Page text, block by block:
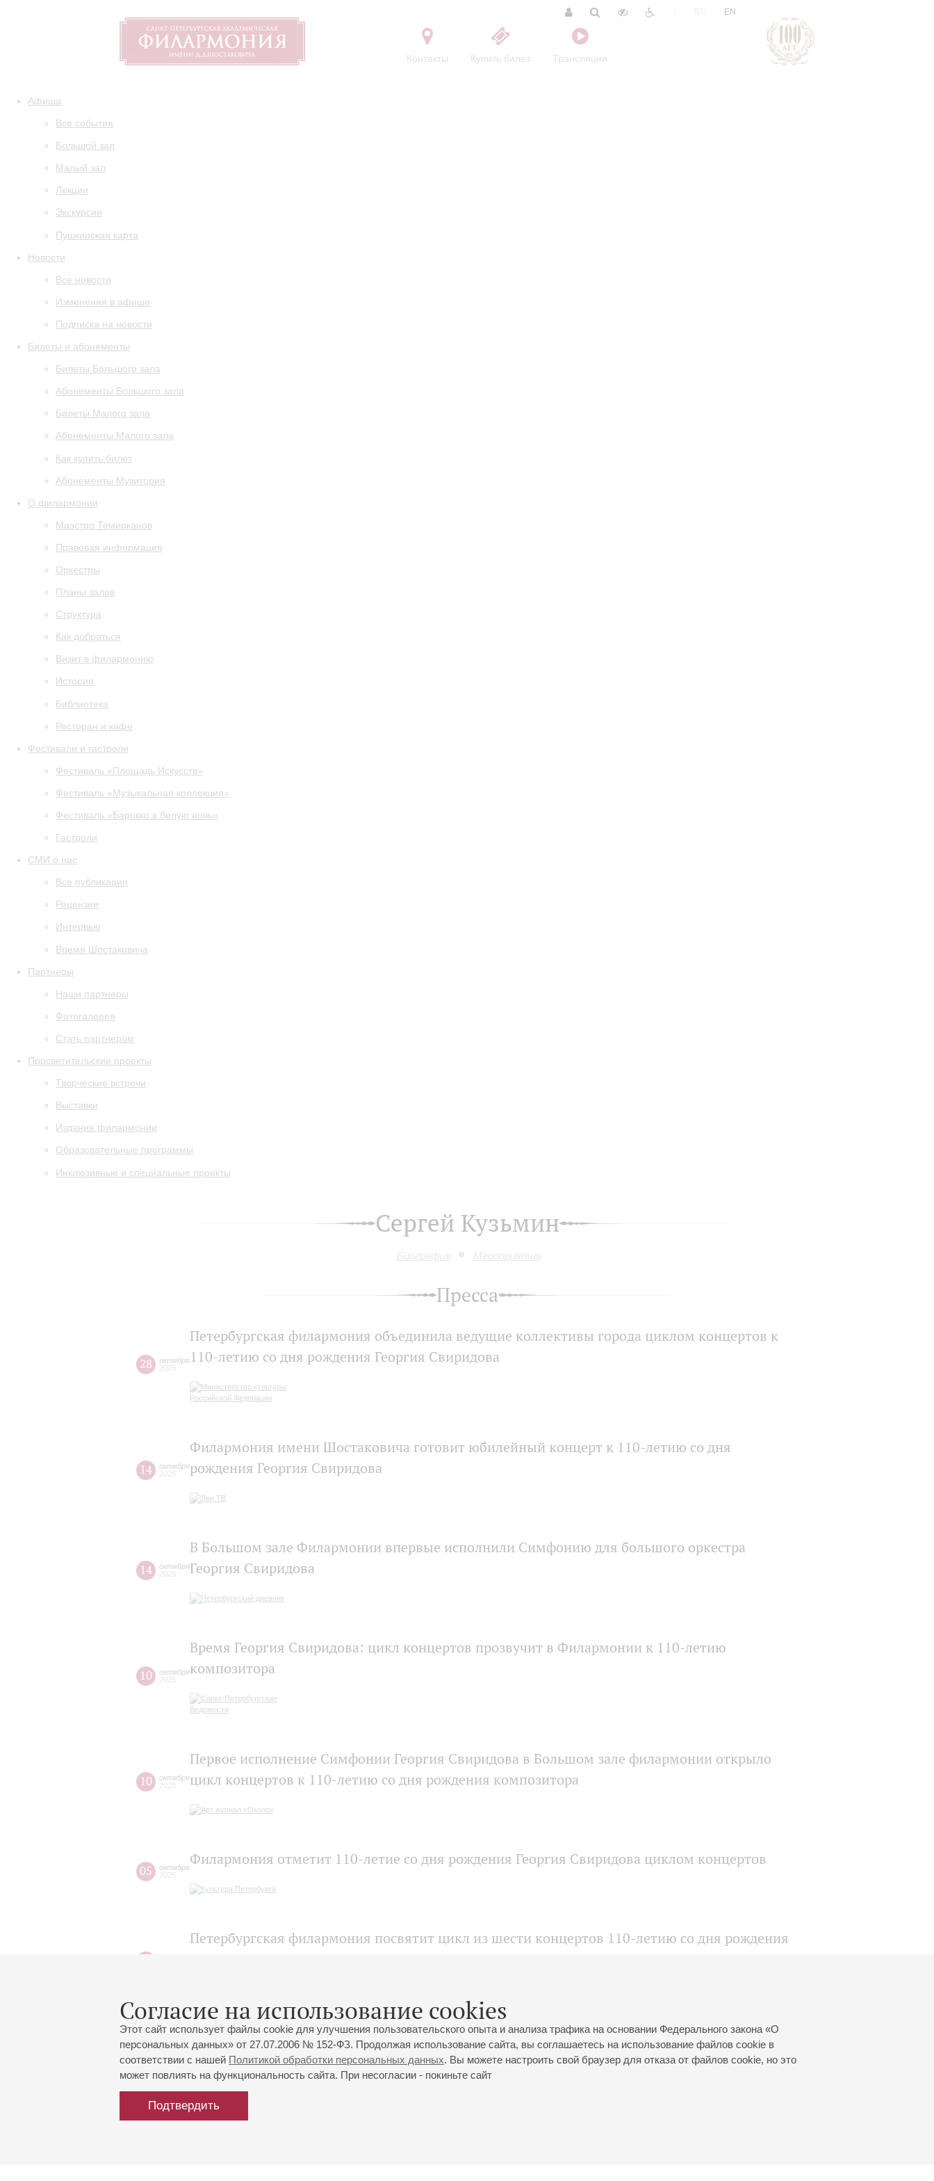
Контакты Купить билет Трансляции
EN
Афиша
Все события
Большой зал
Малый зал
Лекции
Экскурсии
Пушкинская карта
Новости
Все новости
Изменения в афише
Подписка на новости
Билеты и абонементы
Билеты Большого зала
Абонементы Большого зала
Билеты Малого зала
Абонементы Малого зала
Как купить билет
Абонементы Музитория
О филармонии
Маэстро Темирканов
Правовая информация
Оркестры
Планы залов
Структура
Как добраться
Визит в филармонию
История
Библиотека
Ресторан и кафе
Фестивали и гастроли
Фестиваль «Площадь Искусств»
Фестиваль «Музыкальная коллекция»
Фестиваль «Барокко в белую ночь»
Гастроли
СМИ о нас
Все публикации
Рецензии
Интервью
Время Шостаковича
Партнеры
Наши партнеры
Фотогалерея
Стать партнером
Просветительские проекты
Творческие встречи
Выставки
Издания филармонии
Образовательные программы
Инклюзивные и специальные проекты
Сергей Кузьмин
Биография Мероприятия
Согласие на использование cookies
Этот сайт использует файлы cookie для улучшения пользовательского опыта и анализа трафика на основании Федерального закона «О
персональных данных» от 27.07.2006 № 152-ФЗ. Продолжая использование сайта, вы соглашаетесь на использование файлов cookie в
соответствии с нашей Политикой обработки персональных данных. Вы можете настроить свой браузер для отказа от файлов cookie, но это
может повлиять на функциональность сайта. При несогласии - покиньте сайт
Подтвердить
Пресса
28
октября
2025
Петербургская филармония объединила ведущие коллективы города циклом концертов к
110-летию со дня рождения Георгия Свиридова
14
октября
2025
Филармония имени Шостаковича готовит юбилейный концерт к 110-летию со дня
рождения Георгия Свиридова
14
октября
2025
В Большом зале Филармонии впервые исполнили Симфонию для большого оркестра
Георгия Свиридова
10
октября
2025
Время Георгия Свиридова: цикл концертов прозвучит в Филармонии к 110-летию
композитора
10
октября
2025
Первое исполнение Симфонии Георгия Свиридова в Большом зале филармонии открыло
цикл концертов к 110-летию со дня рождения композитора
05
октября
2025
Филармония отметит 110-летие со дня рождения Георгия Свиридова циклом концертов
Петербургская филармония посвятит цикл из шести концертов 110-летию со дня рождения